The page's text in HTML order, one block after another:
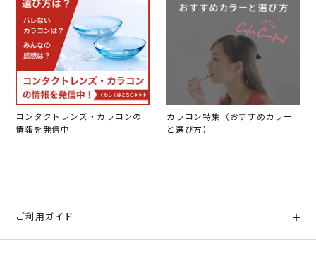
コンタクトレンズ・カラコンの
情報を発信中
カラコン特集（おすすめカラー
と選び方）
ご利用ガイド